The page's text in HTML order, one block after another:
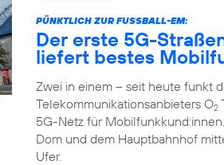
PÜNKTLICH ZUR FUSSBALL-EM:
Der erste 5G-
liefert bestes
Zwei in einem – seit heute funkt
Telekommunikationsanbieters O2
5G-Netz für
Dom und dem Hauptbahnhof
Ufer.